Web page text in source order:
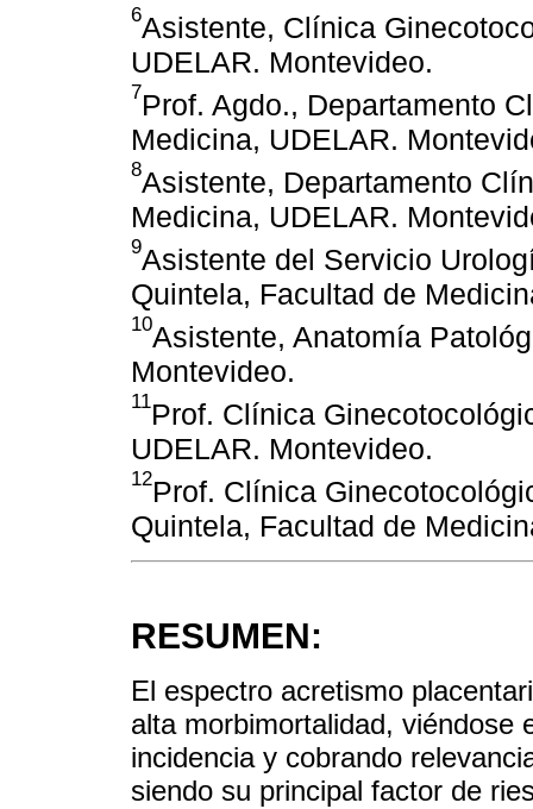
6Asistente, Clínica
UDELAR. Montevideo.
7Prof. Agdo., Departamento
Medicina, UDELAR.
8Asistente, Departamento
Medicina, UDELAR.
9Asistente del Servicio
Quintela, Facultad de
10Asistente, Anatomía
Montevideo.
11Prof. Clínica
UDELAR. Montevideo.
12Prof. Clínica
Quintela, Facultad de
RESUMEN:
El espectro acretismo
alta morbimortalidad, viéndose
incidencia y cobrando
siendo su principal factor de